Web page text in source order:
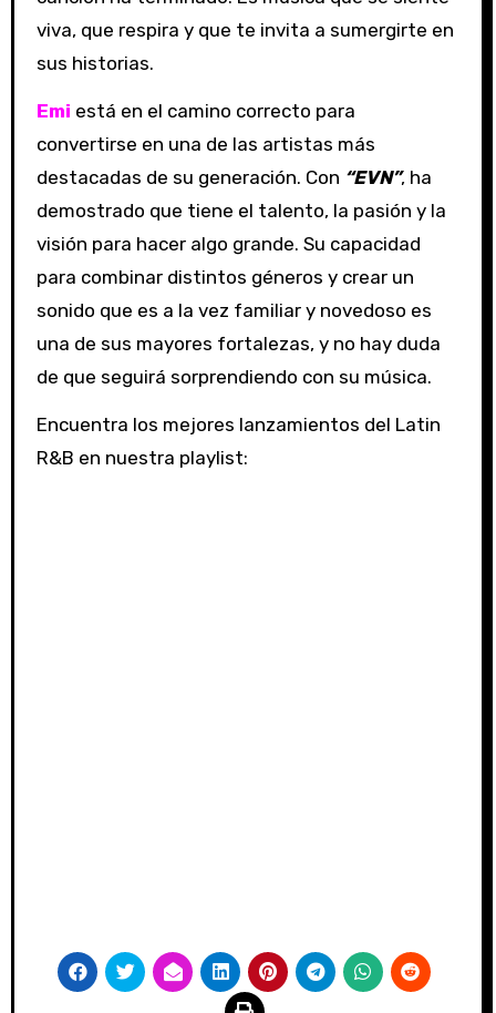
viva, que respira y que te invita a sumergirte en
sus historias.
Emi está en el camino correcto para
convertirse en una de las artistas más
destacadas de su generación. Con “EVN”, ha
demostrado que tiene el talento, la pasión y la
visión para hacer algo grande. Su capacidad
para combinar distintos géneros y crear un
sonido que es a la vez familiar y novedoso es
una de sus mayores fortalezas, y no hay duda
de que seguirá sorprendiendo con su música.
Encuentra los mejores lanzamientos del Latin
R&B en nuestra playlist: